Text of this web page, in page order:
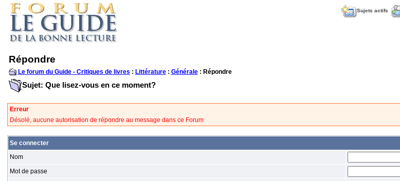
Sujets actifs
Répondre
Le forum du Guide - Critiques de livres : Littérature: Générale: Répondre
Sujet: Que lisez-vous en ce moment?
Erreur
Désolé, aucune autorisation de répondre au message dans ce Forum
Se connecter
Nom
Mot de passe